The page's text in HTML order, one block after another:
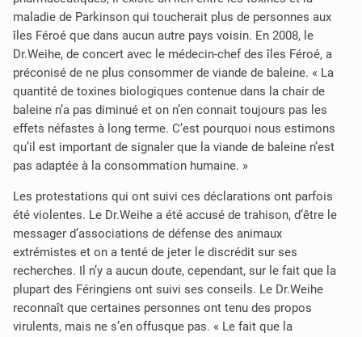
maladie de Parkinson qui toucherait plus de personnes aux
îles Féroé que dans aucun autre pays voisin. En 2008, le
Dr.Weihe, de concert avec le médecin-chef des îles Féroé, a
préconisé de ne plus consommer de viande de baleine. « La
quantité de toxines biologiques contenue dans la chair de
baleine n’a pas diminué et on n’en connait toujours pas les
effets néfastes à long terme. C’est pourquoi nous estimons
qu’il est important de signaler que la viande de baleine n’est
pas adaptée à la consommation humaine. »
Les protestations qui ont suivi ces déclarations ont parfois
été violentes. Le Dr.Weihe a été accusé de trahison, d’être le
messager d’associations de défense des animaux
extrémistes et on a tenté de jeter le discrédit sur ses
recherches. Il n’y a aucun doute, cependant, sur le fait que la
plupart des Féringiens ont suivi ses conseils. Le Dr.Weihe
reconnaît que certaines personnes ont tenu des propos
virulents, mais ne s’en offusque pas. « Le fait que la